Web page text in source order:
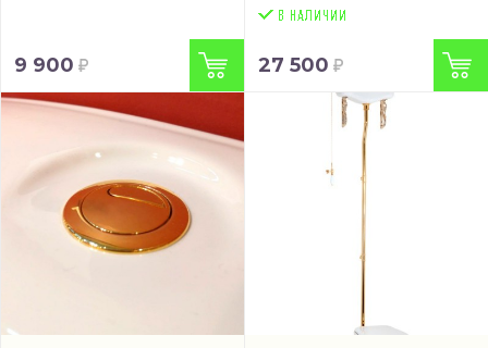
9 900 27 500